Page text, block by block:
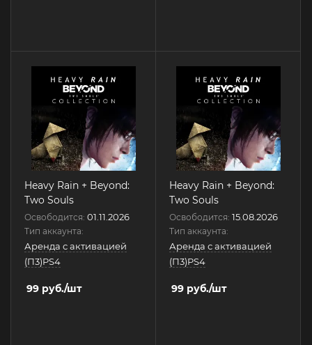
Heavy Rain + Beyond:
Two Souls
Освободится: 01.11.2026
Тип аккаунта:
Аренда с активацией
(П3)PS4
99 руб./шт
Heavy Rain + Beyond:
Two Souls
Освободится: 15.08.2026
Тип аккаунта:
Аренда с активацией
(П3)PS4
99 руб./шт